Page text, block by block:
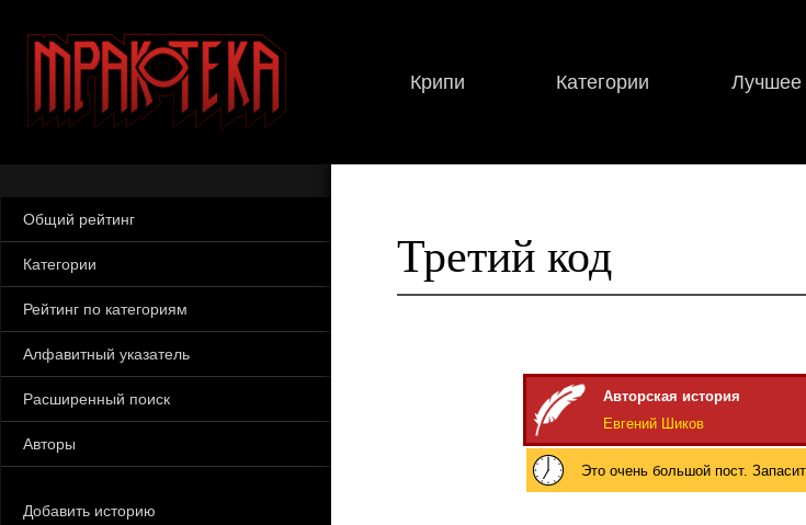
Крипи Категории Лучшее
Общий рейтинг
Категории
Рейтинг по категориям
Алфавитный указатель
Расширенный поиск
Авторы
Добавить историю
Третий код
Авторская история
Евгений Шиков
Это очень большой пост.